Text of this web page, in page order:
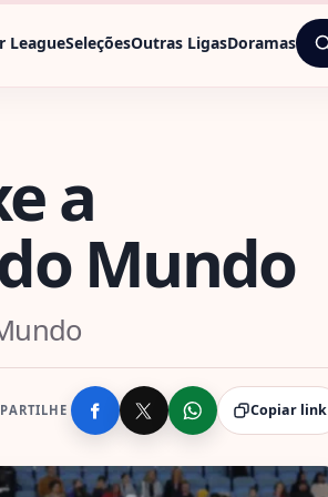
LeagueSeleçõesOutras LigasDoramas
a
Mundo
Copiar link